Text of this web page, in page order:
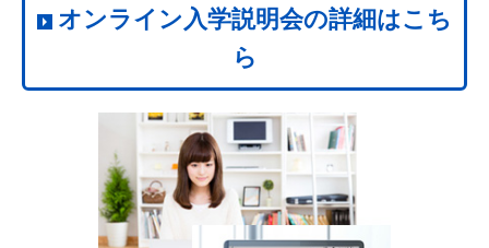
オンライン入学説明会の詳細はこち
ら